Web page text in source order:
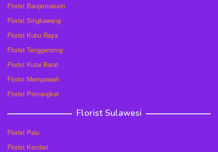
Florist Banjarmassin
Florist Singkawang
Florist Kubu Raya
Florist Tenggaronng
Florist Kutai Barat
Florist Mempawah
Florist Pemangkat
Florist Sulawesi
Florist Palu
Florist Kendari